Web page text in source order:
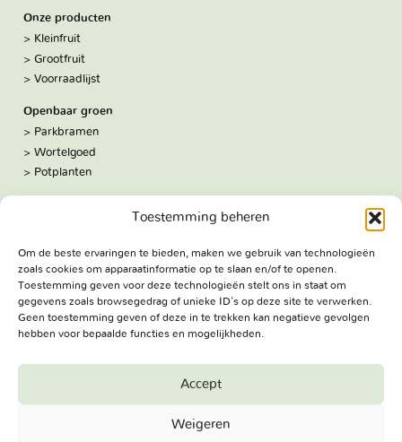
Toestemming beheren
Om de beste ervaringen te bieden, maken we gebruik van technologieën
zoals cookies om apparaatinformatie op te slaan en/of te openen.
Toestemming geven voor deze technologieën stelt ons in staat om
gegevens zoals browsegedrag of unieke ID's op deze site te verwerken.
Geen toestemming geven of deze in te trekken kan negatieve gevolgen
hebben voor bepaalde functies en mogelijkheden.
Accept
Weigeren
Onze producten
Kleinfruit
Grootfruit
Voorraadlijst
Openbaar groen
Parkbramen
Wortelgoed
Potplanten
Volg ons:
Facebook
Bezoekadres
Haringweg 3A
2975 LB Ottoland
Reserved.